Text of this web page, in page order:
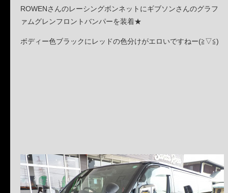
ROWENさんのレーシングボンネットにギブソンさんのグラフ
ァムグレンフロントバンパーを装着★
ボディー色ブラックにレッドの色分けがエロいですねー(≧▽≦)